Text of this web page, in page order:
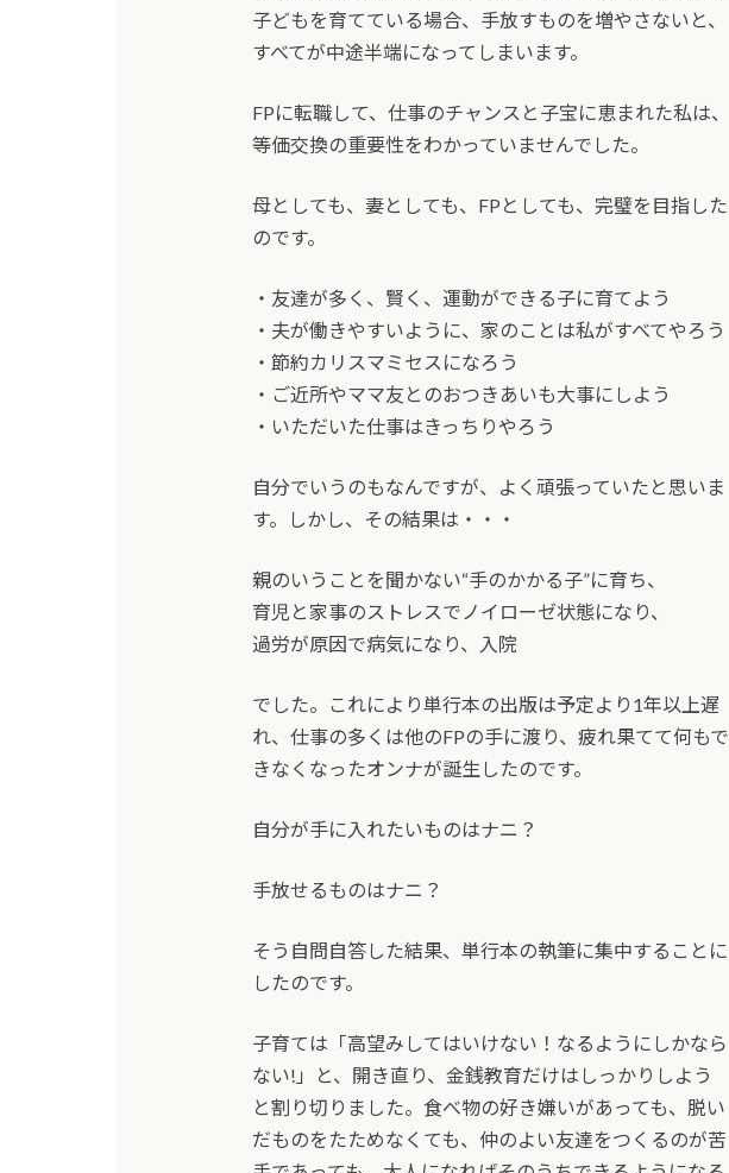
子どもを育てている場合、手放すものを増やさないと、
すべてが中途半端になってしまいます。
FPに転職して、仕事のチャンスと子宝に恵まれた私は、
等価交換の重要性をわかっていませんでした。
母としても、妻としても、FPとしても、完璧を目指した
のです。
・友達が多く、賢く、運動ができる子に育てよう
・夫が働きやすいように、家のことは私がすべてやろう
・節約カリスマミセスになろう
・ご近所やママ友とのおつきあいも大事にしよう
・いただいた仕事はきっちりやろう
自分でいうのもなんですが、よく頑張っていたと思いま
す。しかし、その結果は・・・
親のいうことを聞かない“手のかかる子”に育ち、
育児と家事のストレスでノイローゼ状態になり、
過労が原因で病気になり、入院
でした。これにより単行本の出版は予定より1年以上遅
れ、仕事の多くは他のFPの手に渡り、疲れ果てて何もで
きなくなったオンナが誕生したのです。
自分が手に入れたいものはナニ？
手放せるものはナニ？
そう自問自答した結果、単行本の執筆に集中することに
したのです。
子育ては「高望みしてはいけない！なるようにしかなら
ない!」と、開き直り、金銭教育だけはしっかりしよう
と割り切りました。食べ物の好き嫌いがあっても、脱い
だものをたためなくても、仲のよい友達をつくるのが苦